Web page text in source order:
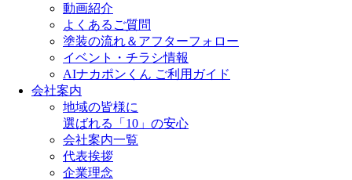
動画紹介
よくあるご質問
塗装の流れ＆アフターフォロー
イベント・チラシ情報
AIナカポンくん ご利用ガイド
会社案内
地域の皆様に
選ばれる「10」の安心
会社案内一覧
代表挨拶
企業理念